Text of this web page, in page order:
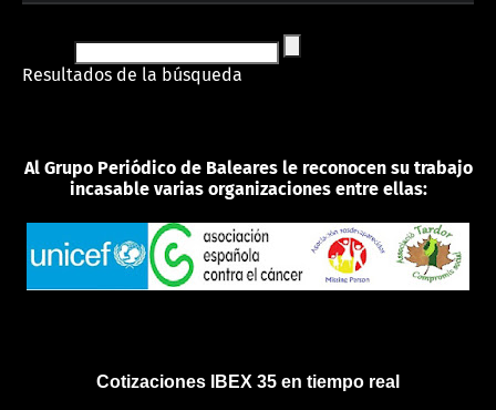
Resultados de la búsqueda
Al Grupo Periódico de Baleares le reconocen su trabajo
incasable varias organizaciones entre ellas:
Cotizaciones IBEX 35 en tiempo real